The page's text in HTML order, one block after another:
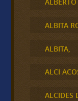
ALBITA
ALBITA,
ALCI
ALCIDES